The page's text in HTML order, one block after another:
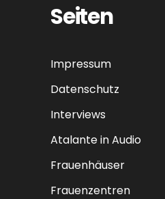
Seiten
Impressum
Datenschutz
Interviews
Atalante in Audio
Frauenhäuser
Frauenzentren